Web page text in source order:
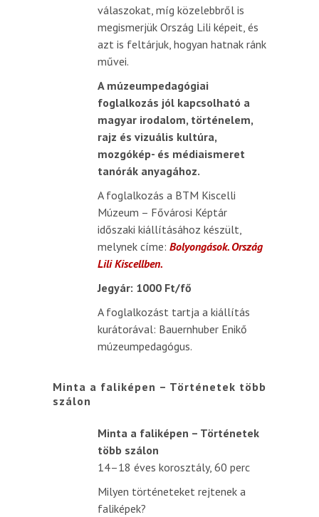
válaszokat, míg közelebbről is
megismerjük Ország Lili képeit, és
azt is feltárjuk, hogyan hatnak ránk
művei.
A múzeumpedagógiai
foglalkozás jól kapcsolható a
magyar irodalom, történelem,
rajz és vizuális kultúra,
mozgókép- és médiaismeret
tanórák anyagához.
A foglalkozás a BTM Kiscelli
Múzeum – Fővárosi Képtár
időszaki kiállításához készült,
melynek címe: Bolyongások. Ország
Lili Kiscellben.
Jegyár: 1000 Ft/fő
A foglalkozást tartja a kiállítás
kurátorával: Bauernhuber Enikő
múzeumpedagógus.
Minta a faliképen – Történetek több
szálon
Minta a faliképen – Történetek
több szálon
14–18 éves korosztály, 60 perc
Milyen történeteket rejtenek a
faliképek?